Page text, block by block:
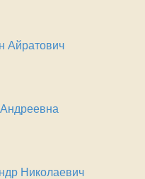
Айратович
Николаевич